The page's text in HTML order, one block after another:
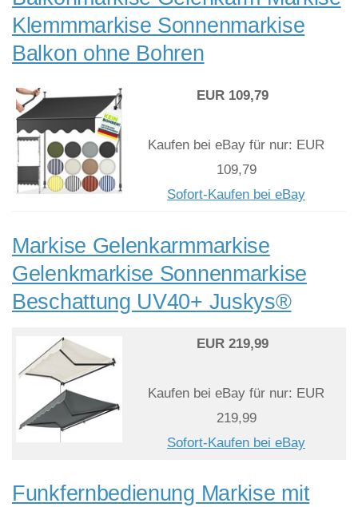
Klemmmarkise Sonnenmarkise
Balkon ohne Bohren
EUR 109,79
Kaufen bei eBay für nur: EUR
109,79
Sofort-Kaufen bei eBay
Markise Gelenkarmmarkise
Gelenkmarkise Sonnenmarkise
Beschattung UV40+ Juskys®
EUR 219,99
Kaufen bei eBay für nur: EUR
219,99
Sofort-Kaufen bei eBay
Funkfernbedienung Markise mit